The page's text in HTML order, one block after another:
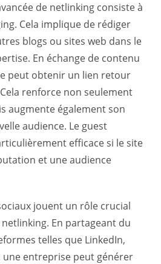
de netlinking consiste à
Cela implique de rédiger
blogs ou sites web dans le
En échange de contenu
peut obtenir un lien retour
renforce non seulement
augmente également son
audience. Le guest
efficace si le site
et une audience
jouent un rôle crucial
En partageant du
telles que LinkedIn,
une entreprise peut générer